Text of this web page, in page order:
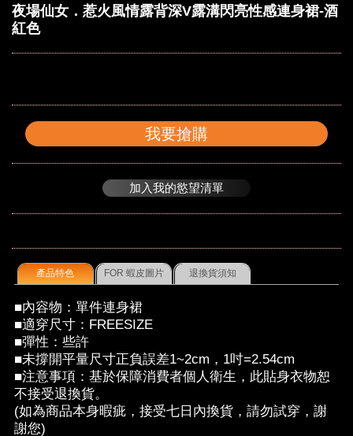
夜場仙女．惹火風情露背深V露溝閃亮性感連身裙-酒
紅色
我要搶購
加入我的慾望清單
產品特色 FOR 蝦皮圖片 退換貨須知
■內容物：單件連身裙
■適穿尺寸：FREESIZE
■彈性：些許
■未撐開平量尺寸正負誤差1~2cm，1吋=2.54cm
■注意事項：基於保障消費者個人衛生，此貼身衣物恕
不接受退換貨。
(如為商品本身暇疵，接受七日內換貨，請勿試穿，謝
謝您)